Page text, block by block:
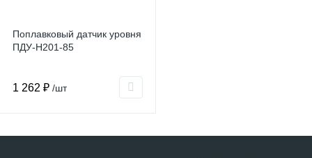
Поплавковый датчик уровня
ПДУ-Н201-85
1 262 ₽ /шт